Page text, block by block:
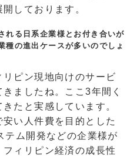
しております。
る日系企業様とお付き合いが
種の進出ケースが多いのでしょ
ピン現地向けのサービ
ましたね。ここ3年間く
たと実感しています。
い人件費を目的とした
テム開発などの企業様が
ィリピン経済の成長性